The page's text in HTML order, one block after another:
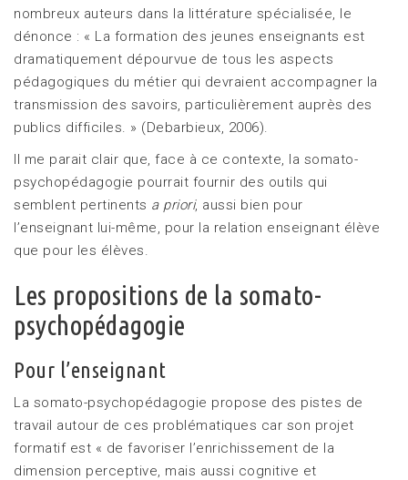
nombreux auteurs dans la littérature spécialisée, le
dénonce : « La formation des jeunes enseignants est
dramatiquement dépourvue de tous les aspects
pédagogiques du métier qui devraient accompagner la
transmission des savoirs, particulièrement auprès des
publics difficiles. » (Debarbieux, 2006).
Il me parait clair que, face à ce contexte, la somato-
psychopédagogie pourrait fournir des outils qui
semblent pertinents a priori, aussi bien pour
l’enseignant lui-même, pour la relation enseignant élève
que pour les élèves.
Les propositions de la somato-
psychopédagogie
Pour l’enseignant
La somato-psychopédagogie propose des pistes de
travail autour de ces problématiques car son projet
formatif est « de favoriser l’enrichissement de la
dimension perceptive, mais aussi cognitive et